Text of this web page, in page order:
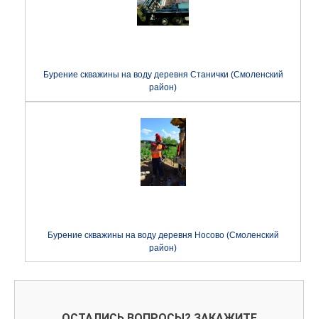
Бурение скважины на воду деревня Станички (Смоленский
район)
Бурение скважины на воду деревня Носово (Смоленский
район)